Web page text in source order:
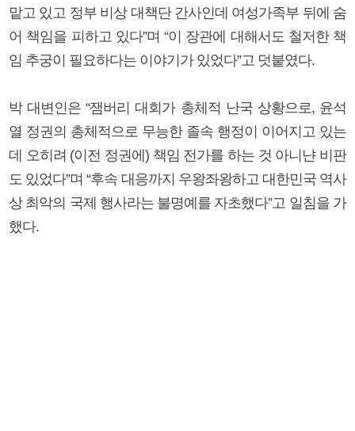
맡고 있고 정부 비상 대책단 간사인데 여성가족부 뒤에 숨
어 책임을 피하고 있다”며 “이 장관에 대해서도 철저한 책
임 추궁이 필요하다는 이야기가 있었다”고 덧붙였다.
박 대변인은 “잼버리 대회가 총체적 난국 상황으로, 윤석
열 정권의 총체적으로 무능한 졸속 행정이 이어지고 있는
데 오히려 (이전 정권에) 책임 전가를 하는 것 아니냔 비판
도 있었다”며 “후속 대응까지 우왕좌왕하고 대한민국 역사
상 최악의 국제 행사라는 불명예를 자초했다”고 일침을 가
했다.